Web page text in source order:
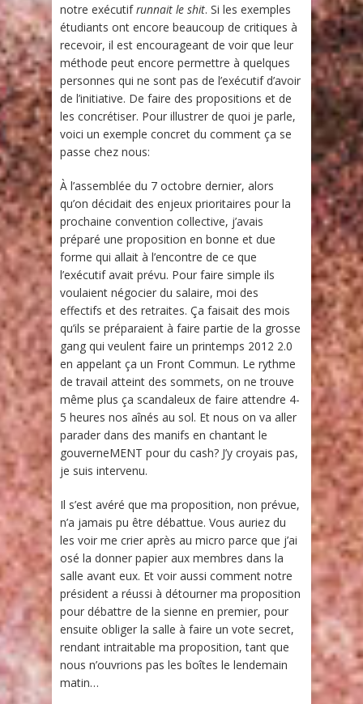
notre exécutifrunnait le shit. Si les exemples
étudiants ont encore beaucoup de critiques à
recevoir, il est encourageant de voir que leur
méthode peut encore permettre à quelques
personnes qui ne sont pas de l’exécutif d’avoir
de l’initiative. De faire des propositions et de
les concrétiser. Pour illustrer de quoi je parle,
voici un exemple concret du comment ça se
passe chez nous:
À l’assemblée du 7 octobre dernier, alors
qu’on décidait des enjeux prioritaires pour la
prochaine convention collective, j’avais
préparé une proposition en bonne et due
forme qui allait à l’encontre de ce que
l’exécutif avait prévu. Pour faire simple ils
voulaient négocier du salaire, moi des
effectifs et des retraites. Ça faisait des mois
qu’ils se préparaient à faire partie de la grosse
gang qui veulent faire un printemps 2012 2.0
en appelant ça un Front Commun. Le rythme
de travail atteint des sommets, on ne trouve
même plus ça scandaleux de faire attendre 4-
5 heures nos aînés au sol. Et nous on va aller
parader dans des manifs en chantant le
gouverneMENT pour du cash? J’y croyais pas,
je suis intervenu.
Il s’est avéré que ma proposition, non prévue,
n’a jamais pu être débattue. Vous auriez du
les voir me crier après au micro parce que j’ai
osé la donner papier aux membres dans la
salle avant eux. Et voir aussi comment notre
président a réussi à détourner ma proposition
pour débattre de la sienne en premier, pour
ensuite obliger la salle à faire un vote secret,
rendant intraitable ma proposition, tant que
nous n’ouvrions pas les boîtes le lendemain
matin…